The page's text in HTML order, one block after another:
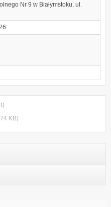
Nr 9 w Białymstoku, ul.
KB)